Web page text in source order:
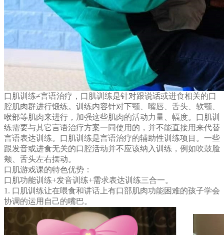
口肌训练≠言语治疗，口肌训练是针对跟说话或进食相关的口
腔肌肉群进行锻练。训练内容针对下颚、嘴唇、舌头、软颚、
喉部等肌肉来进行，加强这些肌肉的活动力量、幅度。口肌训
练需要与其它言语治疗方案一同使用的，并不能直接用来代替
言语表达训练。口肌训练是言语治疗的辅助性训练项目。一些
跟发音或进食无关的口腔活动并不应该纳入训练，例如吹鼓脸
颊、舌头左右摆动。
口肌游戏课的特色优势：
口肌功能训练+发音训练+需求表达训练三合一。
1. 口肌训练让在喂食和讲话上有口部肌肉功能困难的孩子学会
协调的运用自己的嘴巴。